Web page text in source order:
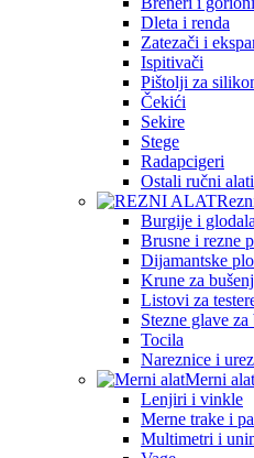
Dleta i renda
Zatezači i
Ispitivači
Pištolji za
Čekići
Sekire
Stege
Radapcigeri
Ostali ručni alati
Burgije i glodala
Brusne i rezne
Dijamantske
Krune za
Listovi za
Stezne glave
Tocila
Nareznice i
Merni alat
Lenjiri i vinkle
Merne trake i
Multimetri i